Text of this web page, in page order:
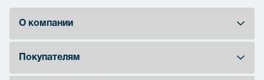
О компании
Покупателям